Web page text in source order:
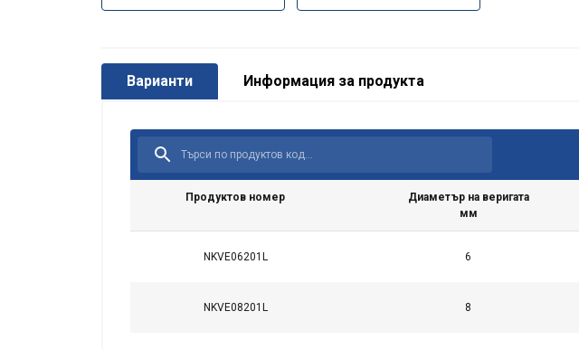
Варианти Информация за продукта
Продуктов номер
Диаметър на веригата
мм
NKVE06201L 6
NKVE08201L 8
Ние използваме бисквитки, за да
сайт от ваша страна с нашите
с друга информация, която сте им
необходимо
Ефективност